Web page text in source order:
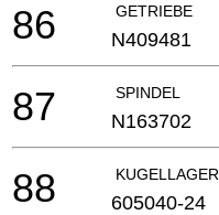
GETRIEBE
86 N409481
SPINDEL
87 N163702
KUGELLAGER
88 605040-24